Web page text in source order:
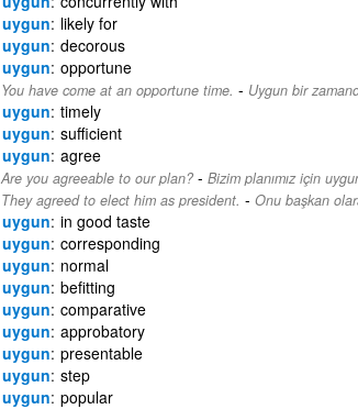
uygun likely for
uygun decorous
uygun opportune
You have come at an opportune time. - Uygun bir
uygun timely
uygun sufficient
uygun agree
Are you agreeable to our plan?- Bizim planımız için
They agreed to elect him as president. - Onu başkan
uygun in good taste
uygun corresponding
uygun normal
uygun befitting
uygun comparative
uygun approbatory
uygun presentable
uygun step
uygun popular